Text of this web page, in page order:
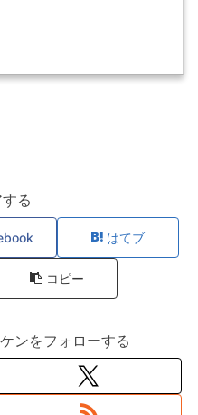
る
はてブ
コピー
ンをフォローする